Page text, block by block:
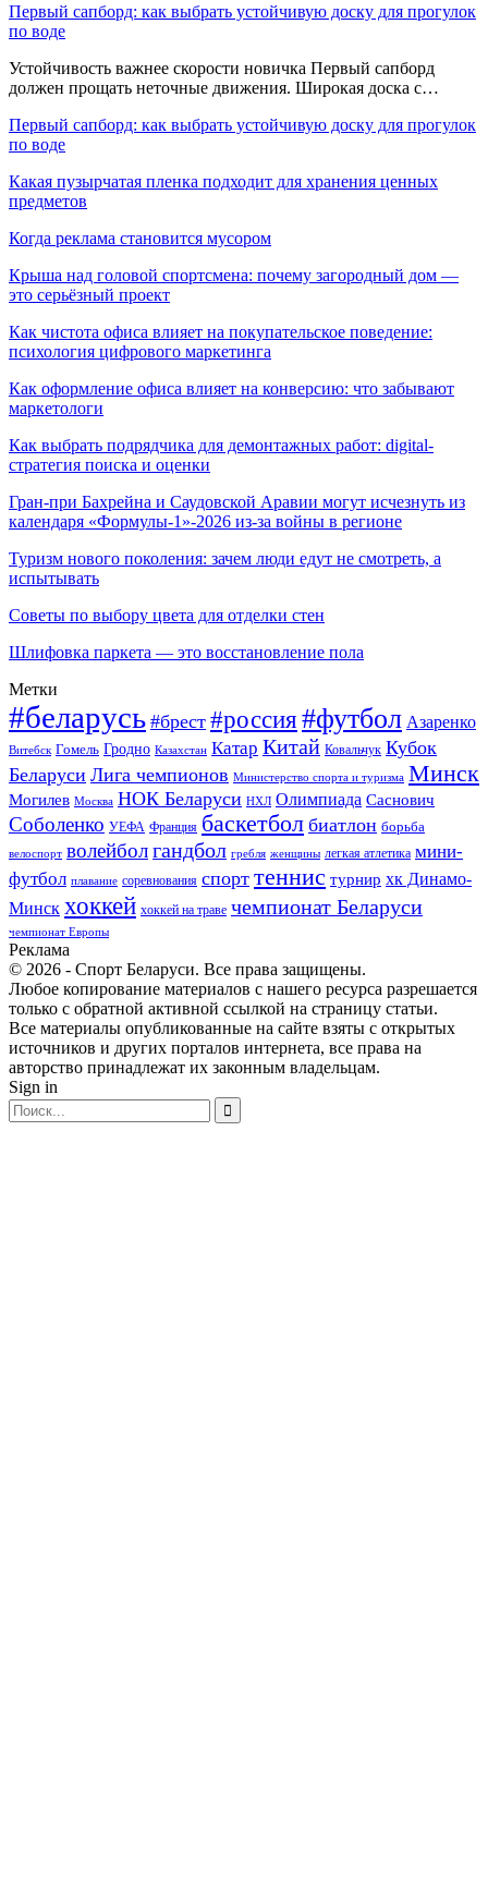
Первый сапборд: как выбрать устойчивую доску для прогулок
по воде
Устойчивость важнее скорости новичка Первый сапборд
должен прощать неточные движения. Широкая доска с…
Первый сапборд: как выбрать устойчивую доску для прогулок
по воде
Какая пузырчатая пленка подходит для хранения ценных
предметов
Когда реклама становится мусором
Крыша над головой спортсмена: почему загородный дом —
это серьёзный проект
Как чистота офиса влияет на покупательское поведение:
психология цифрового маркетинга
Как оформление офиса влияет на конверсию: что забывают
маркетологи
Как выбрать подрядчика для демонтажных работ: digital-
стратегия поиска и оценки
Гран-при Бахрейна и Саудовской Аравии могут исчезнуть из
календаря «Формулы-1»-2026 из-за войны в регионе
Туризм нового поколения: зачем люди едут не смотреть, а
испытывать
Советы по выбору цвета для отделки стен
Шлифовка паркета — это восстановление пола
Метки
#беларусь #брест #россия#футбол Азаренко
Витебск Гомель Гродно Казахстан Катар Китай Ковальчук Кубок
Беларуси Лига чемпионов Министерство спорта и туризма Минск
Могилев Москва НОК Беларуси НХЛ Олимпиада Саснович
Соболенко УЕФА Франция баскетбол биатлон борьба
велоспорт волейболгандбол гребля женщины легкая атлетика мини-
футбол плавание соревнования спорт теннис турнир хк Динамо-
Минск хоккей хоккей на траве чемпионат Беларуси
чемпионат Европы
Реклама
© 2026 - Спорт Беларуси. Все права защищены.
Любое копирование материалов с нашего ресурса разрешается
только с обратной активной ссылкой на страницу статьи.
Все материалы опубликованные на сайте взяты с открытых
источников и других порталов интернета, все права на
авторство принадлежат их законным владельцам.
Sign in